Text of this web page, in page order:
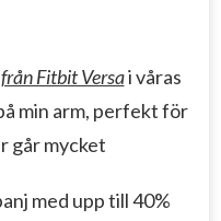
Fitbit Versai våras
min arm, perfekt för
går mycket
med upp till 40%